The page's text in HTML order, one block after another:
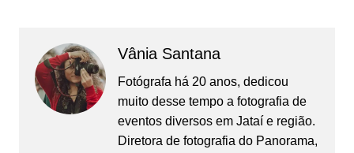
Vânia Santana
Fotógrafa há 20 anos, dedicou
muito desse tempo a fotografia de
eventos diversos em Jataí e região.
Diretora de fotografia do Panorama,